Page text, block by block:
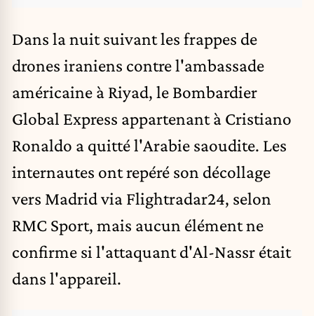
Dans la nuit suivant les frappes de
drones iraniens contre l'ambassade
américaine à Riyad, le Bombardier
Global Express appartenant à Cristiano
Ronaldo a quitté l'Arabie saoudite. Les
internautes ont repéré son décollage
vers Madrid via Flightradar24, selon
RMC Sport, mais aucun élément ne
confirme si l'attaquant d'Al-Nassr était
dans l'appareil.